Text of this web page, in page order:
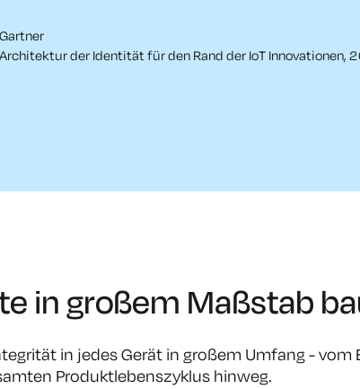
Gartner
Architektur der Identität für den Rand der IoT Innovationen,
in großem Maßstab
in jedes Gerät in großem Umfang - vom
Produktlebenszyklus hinweg.